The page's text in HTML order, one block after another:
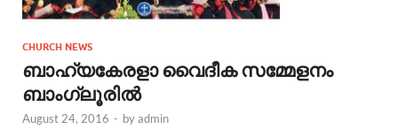
CHURCH NEWS
ബാഹ്യകേരളാ വൈദീക സമ്മേളനം
ബാംഗ്ലൂരിൽ
August 24, 2016 - byadmin